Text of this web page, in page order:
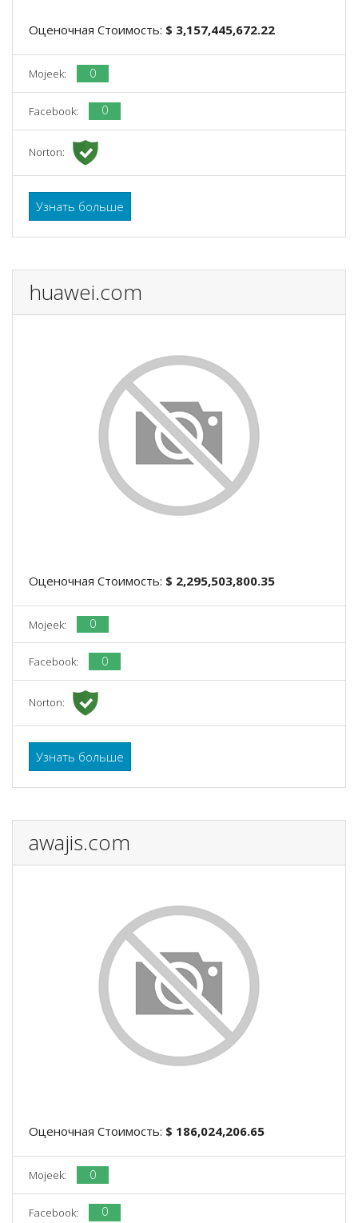
Оценочная Стоимость: $ 3,157,445,672.22
Mojeek: 0
Facebook: 0
Norton:
Узнать больше
huawei.com
Оценочная Стоимость: $ 2,295,503,800.35
Mojeek: 0
Facebook: 0
Norton:
Узнать больше
awajis.com
Оценочная Стоимость: $ 186,024,206.65
Mojeek: 0
Facebook: 0